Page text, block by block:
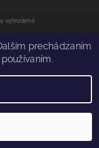
vyhradené
prechádzaním